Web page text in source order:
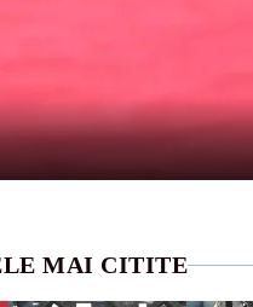
MAI CITITE